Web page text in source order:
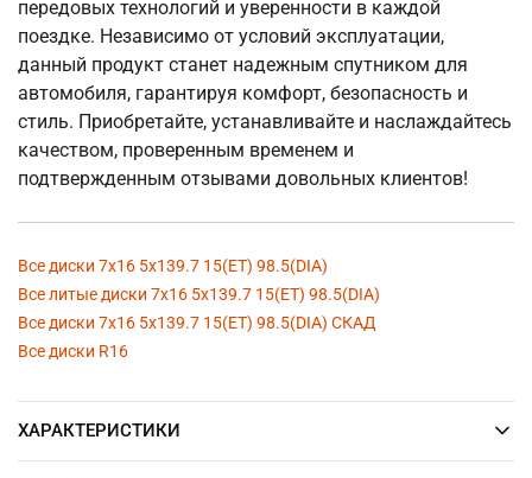
передовых технологий и уверенности в каждой
поездке. Независимо от условий эксплуатации,
данный продукт станет надежным спутником для
автомобиля, гарантируя комфорт, безопасность и
стиль. Приобретайте, устанавливайте и наслаждайтесь
качеством, проверенным временем и
подтвержденным отзывами довольных клиентов!
Все диски 7x16 5x139.7 15(ET) 98.5(DIA)
Все литые диски 7x16 5x139.7 15(ET) 98.5(DIA)
Все диски 7x16 5x139.7 15(ET) 98.5(DIA) СКАД
Все диски R16
ХАРАКТЕРИСТИКИ